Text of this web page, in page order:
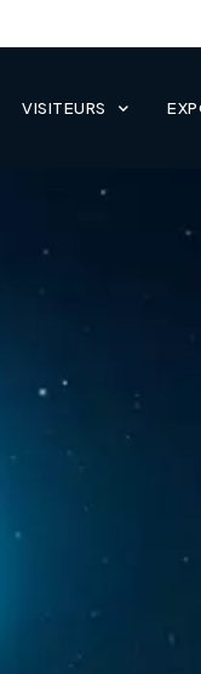
VISITEURS